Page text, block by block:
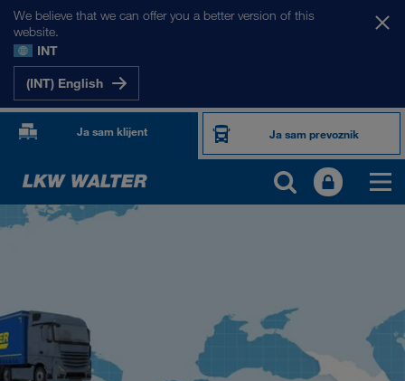
We believe that we can offer you a better version of this
website.
INT
(INT) English
Ja sam klijent Ja sam prevoznik
Centralna Azija
Rusija